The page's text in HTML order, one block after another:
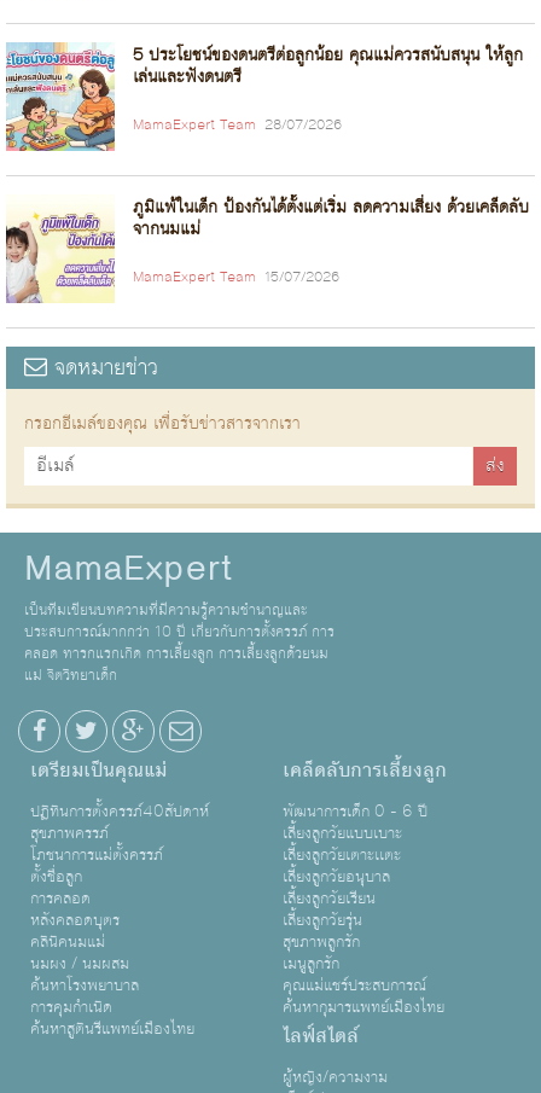
5 ประโยชน์ของดนตรีต่อลูกน้อย คุณแม่ควรสนับสนุน ให้ลูก
เล่นและฟังดนตรี
MamaExpert Team 28/07/2026
ภูมิแพ้ในเด็ก ป้องกันได้ตั้งแต่เริ่ม ลดความเสี่ยง ด้วยเคล็ดลับ
จากนมแม่
MamaExpert Team 15/07/2026
จดหมายข่าว
กรอกอีเมล์ของคุณ เพื่อรับข่าวสารจากเรา
MamaExpert
เป็นทีมเขียนบทความที่มีความรู้ความชำนาญและ
ประสบการณ์มากกว่า 10 ปี เกี่ยวกับการตั้งครรภ์ การ
คลอด ทารกแรกเกิด การเลี้ยงลูก การเลี้ยงลูกด้วยนม
แม่ จิตวิทยาเด็ก
เตรียมเป็นคุณแม่
ปฏิทินการตั้งครรภ์40สัปดาห์
สุขภาพครรภ์
โภชนาการแม่ตั้งครรภ์
ตั้งชื่อลูก
การคลอด
หลังคลอดบุตร
คลินิคนมแม่
นมผง / นมผสม
ค้นหาโรงพยาบาล
การคุมกำเนิด
ค้นหาสูตินรีแพทย์เมืองไทย
เคล็ดลับการเลี้ยงลูก
พัฒนาการเด็ก 0 - 6 ปี
เลี้ยงลูกวัยแบบเบาะ
เลี้ยงลูกวัยเตาะเเตะ
เลี้ยงลูกวัยอนุบาล
เลี้ยงลูกวัยเรียน
เลี้ยงลูกวัยรุ่น
สุขภาพลูกรัก
เมนูลูกรัก
คุณแม่แชร์ประสบการณ์
ค้นหากุมารแพทย์เมืองไทย
ไลฟ์สไตล์
ผู้หญิง/ความงาม